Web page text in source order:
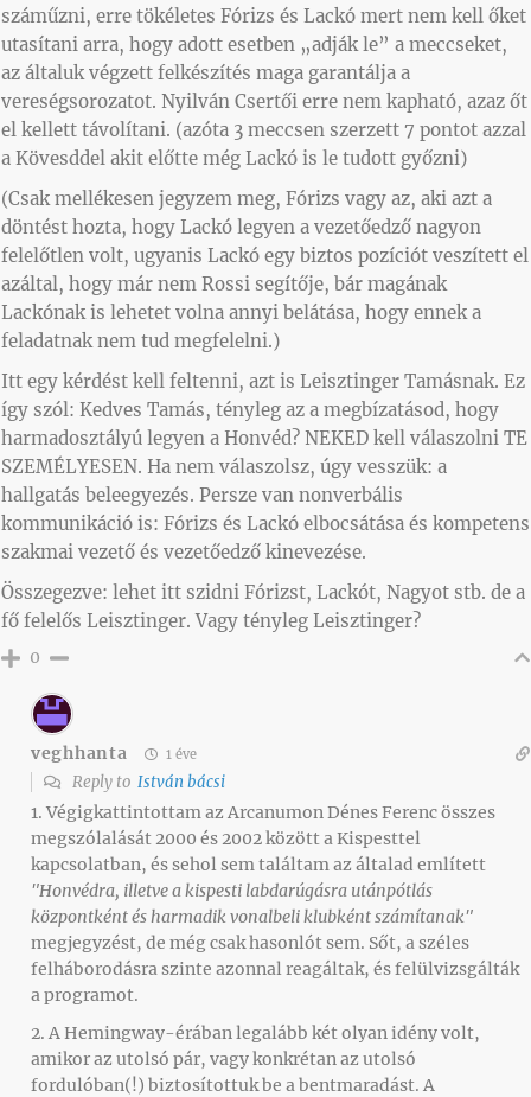
száműzni, erre tökéletes Fórizs és Lackó mert nem kell őket
utasítani arra, hogy adott esetben „adják le” a meccseket,
az általuk végzett felkészítés maga garantálja a
vereségsorozatot. Nyilván Csertői erre nem kapható, azaz őt
el kellett távolítani. (azóta 3 meccsen szerzett 7 pontot azzal
a Kövesddel akit előtte még Lackó is le tudott győzni)
(Csak mellékesen jegyzem meg, Fórizs vagy az, aki azt a
döntést hozta, hogy Lackó legyen a vezetőedző nagyon
felelőtlen volt, ugyanis Lackó egy biztos pozíciót veszített el
azáltal, hogy már nem Rossi segítője, bár magának
Lackónak is lehetet volna annyi belátása, hogy ennek a
feladatnak nem tud megfelelni.)
Itt egy kérdést kell feltenni, azt is Leisztinger Tamásnak. Ez
így szól: Kedves Tamás, tényleg az a megbízatásod, hogy
harmadosztályú legyen a Honvéd? NEKED kell válaszolni TE
SZEMÉLYESEN. Ha nem válaszolsz, úgy vesszük: a
hallgatás beleegyezés. Persze van nonverbális
kommunikáció is: Fórizs és Lackó elbocsátása és kompetens
szakmai vezető és vezetőedző kinevezése.
Összegezve: lehet itt szidni Fórizst, Lackót, Nagyot stb. de a
fő felelős Leisztinger. Vagy tényleg Leisztinger?
0
veghhanta 1 éve
Reply to István bácsi
1. Végigkattintottam az Arcanumon Dénes Ferenc összes
megszólalását 2000 és 2002 között a Kispesttel
kapcsolatban, és sehol sem találtam az általad említett
"Honvédra, illetve a kispesti labdarúgásra utánpótlás
központként és harmadik vonalbeli klubként számítanak"
megjegyzést, de még csak hasonlót sem. Sőt, a széles
felháborodásra szinte azonnal reagáltak, és felülvizsgálták
a programot.
2. A Hemingway-érában legalább két olyan idény volt,
amikor az utolsó pár, vagy konkrétan az utolsó
fordulóban(!) biztosítottuk be a bentmaradást. A